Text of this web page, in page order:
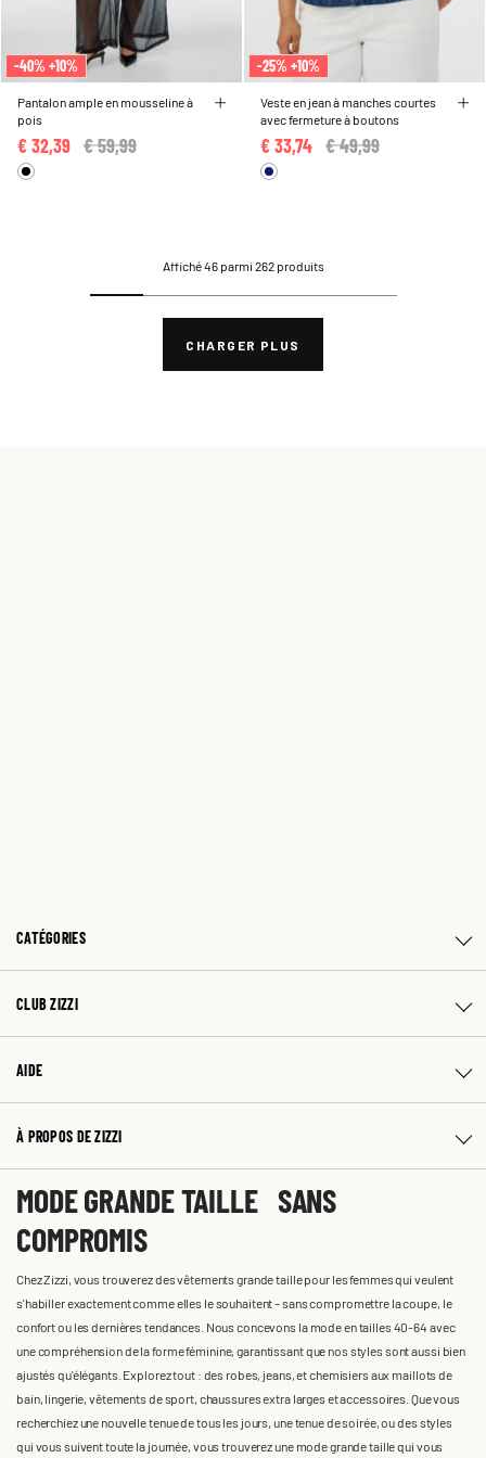
-40% +10%
Pantalon ample en mousseline à
pois
Price reduced from
€ 59,99
€ 32,39
-25% +10%
Veste en jean à manches courtes
avec fermeture à boutons
Price reduced from
€ 49,99
€ 33,74
Affiché 46 parmi 262 produits
CHARGER PLUS
CATÉGORIES
CLUB ZIZZI
AIDE
À PROPOS DE ZIZZI
MODE GRANDE TAILLE SANS
COMPROMIS
Chez Zizzi, vous trouverez des vêtements grande taille pour les femmes qui veulent
s'habiller exactement comme elles le souhaitent – sans compromettre la coupe, le
confort ou les dernières tendances. Nous concevons la mode en tailles 40-64 avec
une compréhension de la forme féminine, garantissant que nos styles sont aussi bien
ajustés qu'élégants. Explorez tout : des robes, jeans, et chemisiers aux maillots de
bain, lingerie, vêtements de sport, chaussures extra larges et accessoires. Que vous
recherchiez une nouvelle tenue de tous les jours, une tenue de soirée, ou des styles
qui vous suivent toute la journée, vous trouverez une mode grande taille qui vous